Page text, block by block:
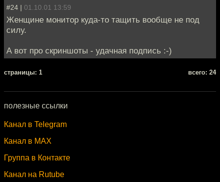
#24 | 01.10.01 13:59
Женщине монитор куда-то тащить вообще не под
cилу.
А вот про скриншоты - удачная подпись :-)
cтраницы: 1 всего: 24
полезные ссылки
Канал в Telegram
Канал в MAX
Группа в Контакте
Канал на Rutube